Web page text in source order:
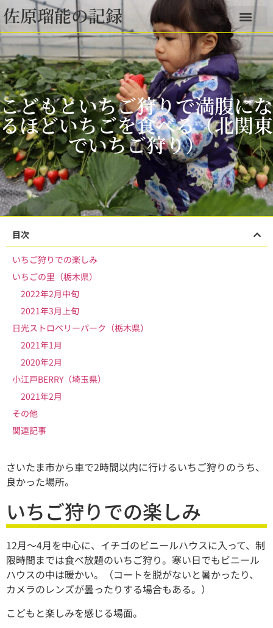
佐原瑠能の記録
こどもといちご狩りで満腹にな
るほどいちごを食べる（北関東
でいちご狩り）
目次
いちご狩りでの楽しみ
いちごの里（栃木県）
2022年2月中旬
2021年3月上旬
日光ストロベリーパーク（栃木県）
2021年1月
2020年2月
小江戸BERRY（埼玉県）
2021年2月
その他
関連記事
さいたま市から車で2時間以内に行けるいちご狩りのうち、
良かった場所。
いちご狩りでの楽しみ
12月〜4月を中心に、イチゴのビニールハウスに入って、制
限時間までは食べ放題のいちご狩り。寒い日でもビニール
ハウスの中は暖かい。（コートを脱がないと暑かったり、
カメラのレンズが曇ったりする場合もある。）
こどもと楽しみを感じる場面。